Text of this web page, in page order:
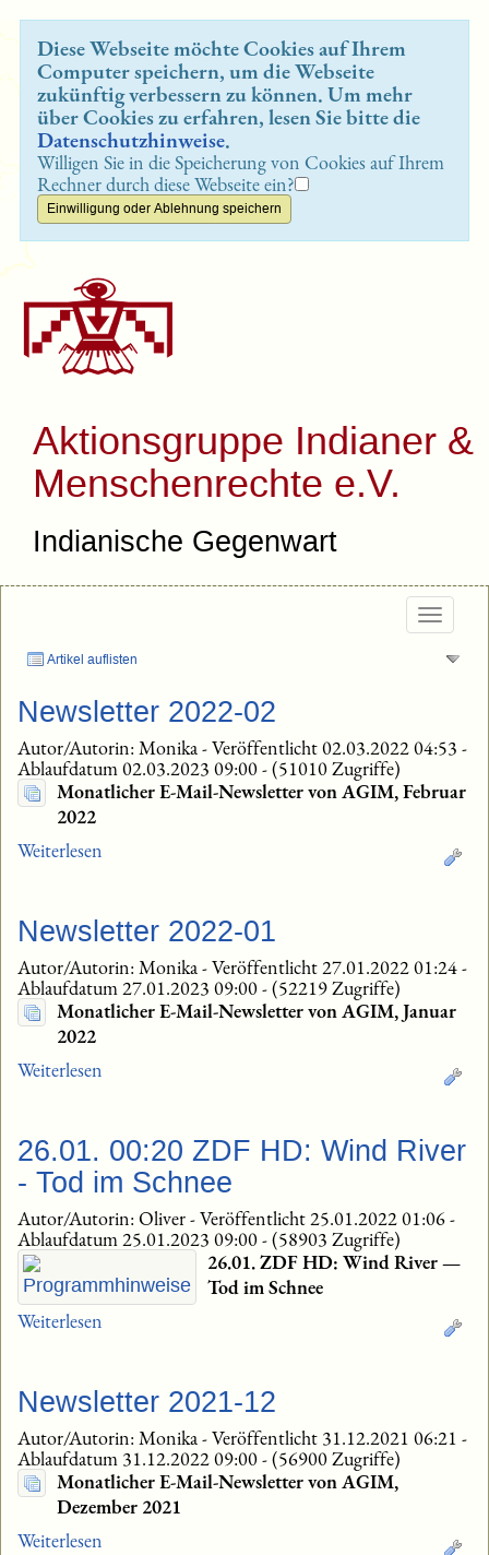
Diese Webseite möchte Cookies auf Ihrem
Computer speichern, um die Webseite
zukünftig verbessern zu können. Um mehr
über Cookies zu erfahren, lesen Sie bitte die
Datenschutzhinweise.
Willigen Sie in die Speicherung von Cookies auf Ihrem
Rechner durch diese Webseite ein?
Aktionsgruppe Indianer &
Menschenrechte e.V.
Indianische Gegenwart
Artikel auflisten
Newsletter 2022-02
Autor/Autorin: Monika-Veröffentlicht 02.03.2022 04:53 -
Ablaufdatum 02.03.2023 09:00-(51010 Zugriffe)
Monatlicher E-Mail-Newsletter von AGIM, Februar
2022
Weiterlesen
Newsletter 2022-01
Autor/Autorin: Monika-Veröffentlicht 27.01.2022 01:24-
Ablaufdatum 27.01.2023 09:00-(52219 Zugriffe)
Monatlicher E-Mail-Newsletter von AGIM, Januar
2022
Weiterlesen
26.01. 00:20 ZDF HD: Wind River
- Tod im Schnee
Autor/Autorin: Oliver-Veröffentlicht 25.01.2022 01:06-
Ablaufdatum 25.01.2023 09:00-(58903 Zugriffe)
26.01. ZDF HD: Wind River —
Tod im Schnee
Weiterlesen
Newsletter 2021-12
Autor/Autorin: Monika-Veröffentlicht 31.12.2021 06:21 -
Ablaufdatum 31.12.2022 09:00-(56900 Zugriffe)
Monatlicher E-Mail-Newsletter von AGIM,
Dezember 2021
Weiterlesen